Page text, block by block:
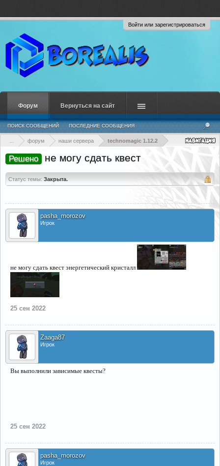
Войти или зарегистрироваться
форум наши сервера technomagic 1.12.2
Решено не могу сдать квест
Статус темы: Закрыта.
pasha_morozov
Игрок
не могу сдать квест энергетический кристалл
25 сен 2022
Zaaga87
Игрок
Вы выполнили зависимые квесты?
25 сен 2022
pasha_morozov
Игрок
Форум
ПОИСК СООБЩЕНИЙ ПОСЛЕДНИЕ СООБЩЕНИЯ
Вернуться на сайт